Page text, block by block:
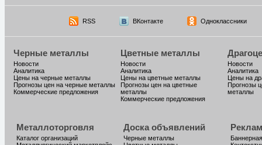
RSS ВКонтакте Одноклассники
Черные металлы
Новости
Аналитика
Цены на черные металлы
Прогнозы цен на черные металлы
Коммерческие предложения
Цветные металлы
Новости
Аналитика
Цены на цветные металлы
Прогнозы цен на цветные
металлы
Коммерческие предложения
Новости
Аналитика
Цены на
Прогнозы
металлы
Металлоторговля
Каталог организаций
Доска объявлений
Черные металлы